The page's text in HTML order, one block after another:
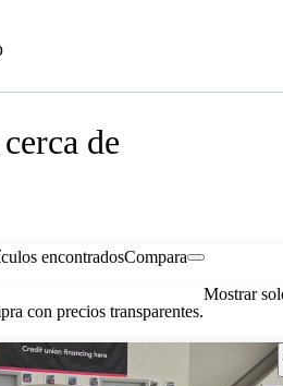
de
encontradosCompara
con precios transparentes.
Mostrar